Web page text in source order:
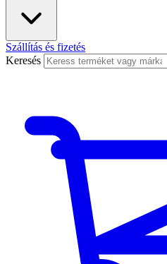
Szállítás és fizetés
Keresés